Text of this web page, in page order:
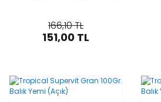
166,10 TL
151,00 TL